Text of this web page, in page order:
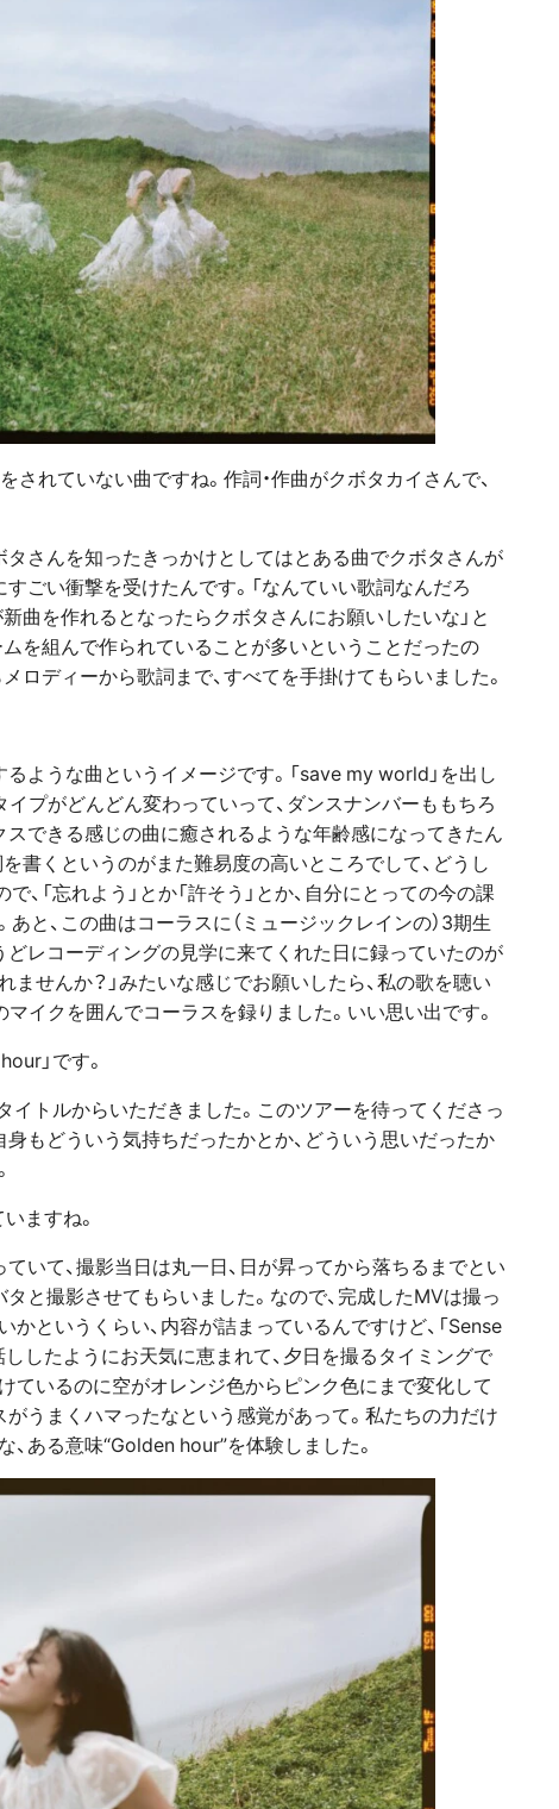
れていない曲ですね。作詞・作曲がクボタカイさんで、
タさんを知ったきっかけとしてはとある曲でクボタさんが
ごい衝撃を受けたんです。「なんていい歌詞なんだろ
新曲を作れるとなったらクボタさんにお願いしたいな」と
を組んで作られていることが多いということだったの
ロディーから歌詞まで、すべてを手掛けてもらいました。
ような曲というイメージです。「save my world」を出し
プがどんどん変わっていって、ダンスナンバーももちろ
スできる感じの曲に癒されるような年齢感になってきたん
書くというのがまた難易度の高いところでして、どうし
、「忘れよう」とか「許そう」とか、自分にとっての今の課
と、この曲はコーラスに（ミュージックレインの）3期生
どレコーディングの見学に来てくれた日に録っていたのが
ませんか？」みたいな感じでお願いしたら、私の歌を聴い
イクを囲んでコーラスを録りました。いい思い出です。
」です。
イトルからいただきました。このツアーを待ってくださっ
もどういう気持ちだったかとか、どういう思いだったか
ますね。
いて、撮影当日は丸一日、日が昇ってから落ちるまでとい
と撮影させてもらいました。なので、完成したMVは撮っ
というくらい、内容が詰まっているんですけど、「Sense
したようにお天気に恵まれて、夕日を撮るタイミングで
ているのに空がオレンジ色からピンク色にまで変化して
うまくハマったなという感覚があって。私たちの力だけ
ある意味“Golden hour”を体験しました。